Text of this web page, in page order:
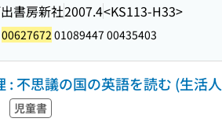
書房新社2007.4<KS113-H33>
00627672 01089447 00435403
: 不思議の国の英語を読む (生活
児童書